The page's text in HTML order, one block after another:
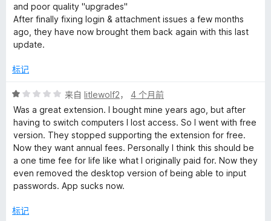
and poor quality "upgrades"
After finally fixing login & attachment issues a few months
ago, they have now brought them back again with this last
update.
标记
评
分
1
/
5
来自 litlewolf2， 4 个月前
Was a great extension. I bought mine years ago, but after
having to switch computers I lost access. So I went with free
version. They stopped supporting the extension for free.
Now they want annual fees. Personally I think this should be
a one time fee for life like what I originally paid for. Now they
even removed the desktop version of being able to input
passwords. App sucks now.
标记